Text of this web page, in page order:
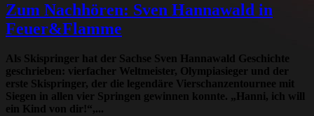
Zum Nachhören: Sven Hannawald in
Feuer&Flamme
Als Skispringer hat der Sachse Sven Hannawald Geschichte
geschrieben: vierfacher Weltmeister, Olympiasieger und der
erste Skispringer, der die legendäre Vierschanzentournee mit
Siegen in allen vier Springen gewinnen konnte. „Hanni, ich will
ein Kind von dir!“,...